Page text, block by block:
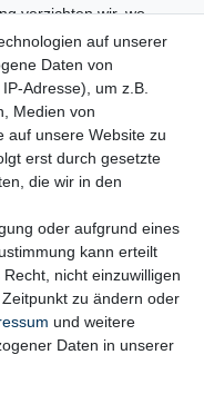
verzichten wir, wo
Kunststoffen und
auf unserer
Daten von
Adresse), um z.B.
Medien von
auf unsere Website zu
erst durch gesetzte
die wir in den
oder aufgrund eines
kann erteilt
nicht einzuwilligen
zu ändern oder
und weitere
Daten in unserer